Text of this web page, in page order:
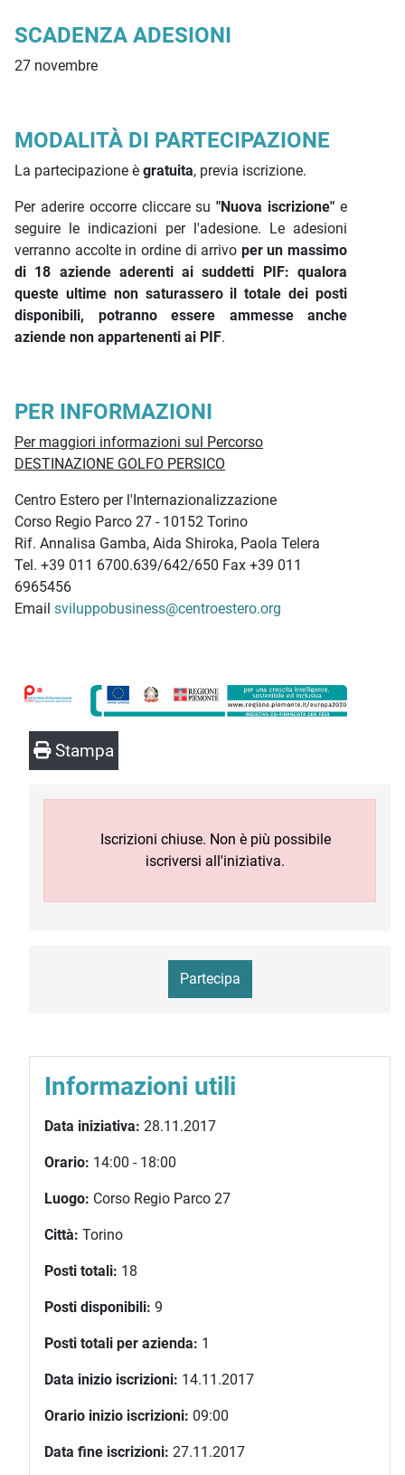
SCADENZA ADESIONI
27 novembre
MODALITÀ DI PARTECIPAZIONE
La partecipazione è gratuita, previa iscrizione.
Per aderire occorre cliccare su"Nuova iscrizione" e
seguire le indicazioni per l'adesione. Le adesioni
verranno accolte in ordine di arrivo per un massimo
di 18 aziende aderenti ai suddetti PIF: qualora
queste ultime non saturassero il totale dei posti
disponibili, potranno essere ammesse anche
aziende non appartenenti ai PIF.
PER INFORMAZIONI
Per maggiori informazioni sul Percorso
DESTINAZIONE GOLFO PERSICO
Centro Estero per l'Internazionalizzazione
Corso Regio Parco 27 - 10152 Torino
Rif. Annalisa Gamba, Aida Shiroka, Paola Telera
Tel. +39 011 6700.639/642/650 Fax +39 011
6965456
Email sviluppobusiness@centroestero.org
Stampa
Iscrizioni chiuse. Non è più possibile
iscriversi all'iniziativa.
Partecipa
Informazioni utili
Data iniziativa: 28.11.2017
Orario: 14:00 - 18:00
Luogo: Corso Regio Parco 27
Città: Torino
Posti totali: 18
Posti disponibili: 9
Posti totali per azienda: 1
Data inizio iscrizioni: 14.11.2017
Orario inizio iscrizioni: 09:00
Data fine iscrizioni: 27.11.2017